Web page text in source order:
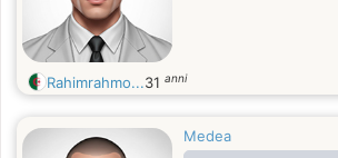
Rahimrahmo...31 anni
Medea